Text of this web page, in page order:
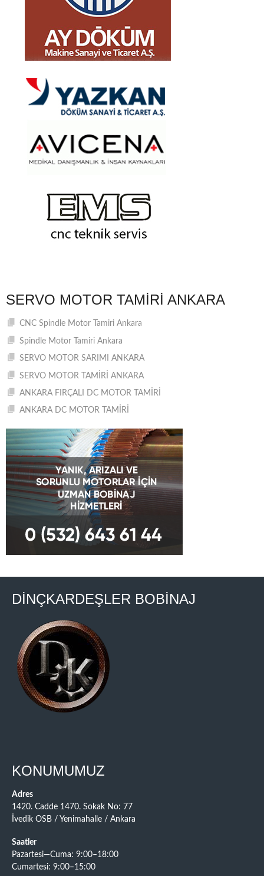
SERVO MOTOR TAMIRI ANKARA
CNC Spindle Motor Tamiri Ankara
Spindle Motor Tamiri Ankara
SERVO MOTOR SARIMI ANKARA
SERVO MOTOR TAMİRİ ANKARA
ANKARA FIRÇALI DC MOTOR TAMİRİ
ANKARA DC MOTOR TAMİRİ
DİNÇKARDEŞLER BOBİNAJ
KONUMUMUZ
Adres
1420. Cadde 1470. Sokak No: 77
İvedik OSB / Yenimahalle / Ankara
Saatler
Pazartesi—Cuma: 9:00–18:00
Cumartesi: 9:00–15:00